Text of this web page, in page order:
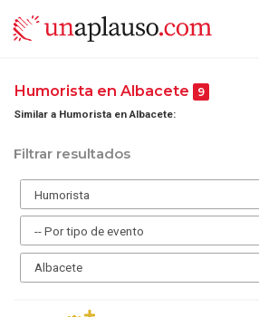
Humorista en Albacete 9
Similar a Humorista en Albacete:
Filtrar resultados